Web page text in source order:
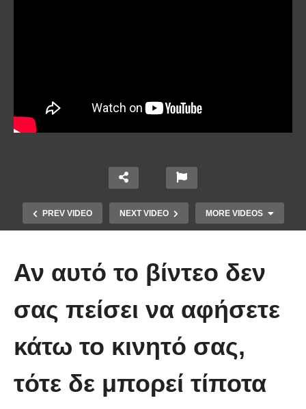
PREV VIDEO NEXT VIDEO MORE VIDEOS
Ένα ζευγάρι τον πρώτο χρόνο VS
(Βίντεο)
Αν αυτό το βίντεο δεν
σας πείσει να αφήσετε
κάτω το κινητό σας,
τότε δε μπορεί τίποτα